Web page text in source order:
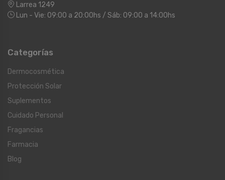
Larrea 1249
Lun - Vie: 09:00 a 20:00hs / Sáb: 09:00 a 14:00hs
Categorías
Dermocosmética
Protección Solar
Suplementos
Cuidado Personal
Fragancias
Farmacia
Blog